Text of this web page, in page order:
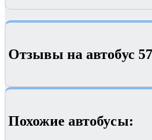
Отзывы на автобус
Похожие автобуcы: